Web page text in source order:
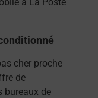
cher proche
de
bureaux de